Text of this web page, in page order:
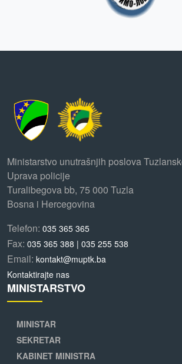
Ministarstvo unutrašnjih poslova
Uprava policije
Turalibegova bb, 75 000 Tuzla
Bosna i Hercegovina
Telefon: 035 365 365
Fax: 035 365 388 | 035 255 538
Email: kontakt@muptk.ba
Kontaktirajte nas
MINISTARSTVO
MINISTAR
SEKRETAR
KABINET MINISTRA